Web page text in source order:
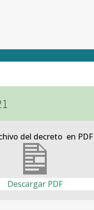
del decreto en PDF
Descargar PDF